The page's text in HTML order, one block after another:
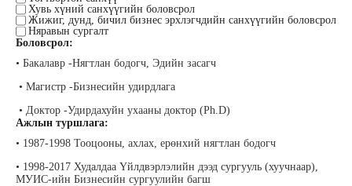
Хувь хүний санхүүгийн боловсрол
Жижиг, дунд, бичил бизнес эрхлэгчдийн санхүүгийн боловсрол
Няравын сургалт
Боловсрол:
• Бакалавр -Нягтлан бодогч, Эдийн засагч
• Магистр -Бизнесийн удирдлага
• Доктор -Удирдахуйн ухааны доктор (Ph.D)
Ажлын туршлага:
• 1987-1998 Тооцооны, ахлах, ерөнхий нягтлан бодогч
• 1998-2017 Худалдаа Үйлдвэрлэлийн дээд сургууль (хуучнаар),
МУИС-ийн Бизнесийн сургуулийн багш
Мөнгөнрейс Пүрэвдорж
Программист, График дизайнер,
Эрдэнэт үйлдвэрийн хүний нөөцийн